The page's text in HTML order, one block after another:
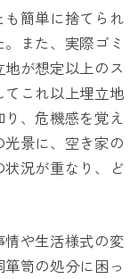
簡単に捨てられ
また、実際ゴミ
が想定以上のス
これ以上埋立地
、危機感を覚え
景に、空き家の
況が重なり、ど
や生活様式の変
笥の処分に困っ